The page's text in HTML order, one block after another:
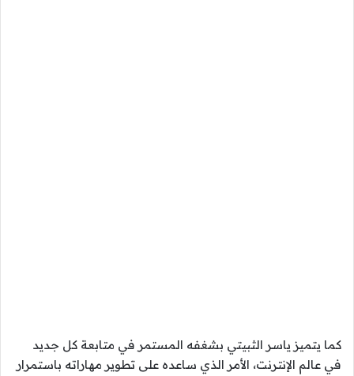
كما يتميز ياسر الثبيتي بشغفه المستمر في متابعة كل جديد
في عالم الإنترنت، الأمر الذي ساعده على تطوير مهاراته باستمرار